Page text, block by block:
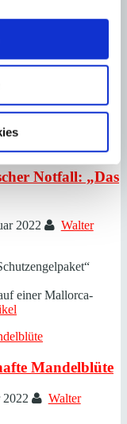
Walter
5 Tipps sollten Sie
eine
zum Artikel
Notfall: „Das
2022
Walter
einer Mallorca-
Mandelblüte
2022
Walter